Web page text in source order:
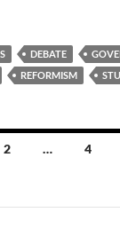
DEBATE
REFORMISM
2 … 4